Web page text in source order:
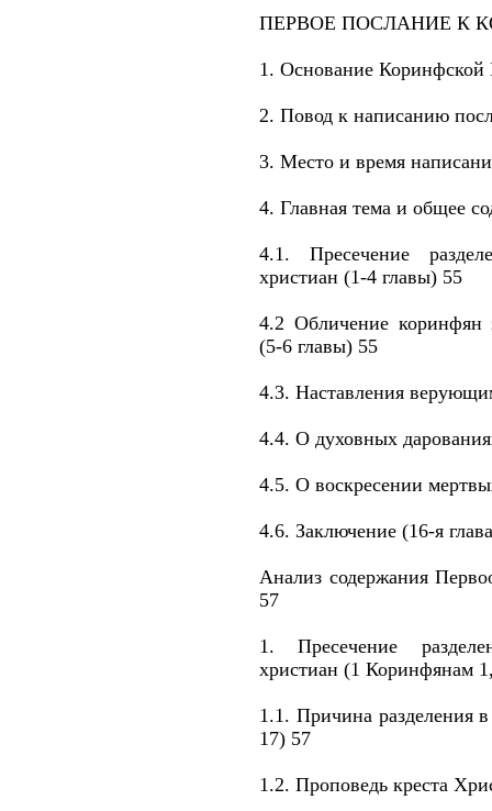
ПЕРВОЕ ПОСЛАНИЕ К
1. Основание Коринфской
2. Повод к написанию
3. Место и время
4. Главная тема и общее
4.1. Пресечение
христиан (1-4 главы) 55
4.2 Обличение
(5-6 главы) 55
4.3. Наставления
4.4. О духовных
4.5. О воскресении
4.6. Заключение (16-я
Анализ содержания
57
1. Пресечение
христиан (1 Коринфянам
1.1. Причина разделения
17) 57
1.2. Проповедь креста